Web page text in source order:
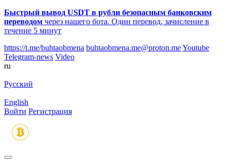
Быстрый вывод USDT в рубли безопасным банковским
переводом через нашего бота. Один перевод, зачисление в
течение 5 минут
https://t.me/buhtaobmena buhtaobmena.me@proton.meYoutube
Telegram-news Video
ru
Русский
English
Войти Регистрация